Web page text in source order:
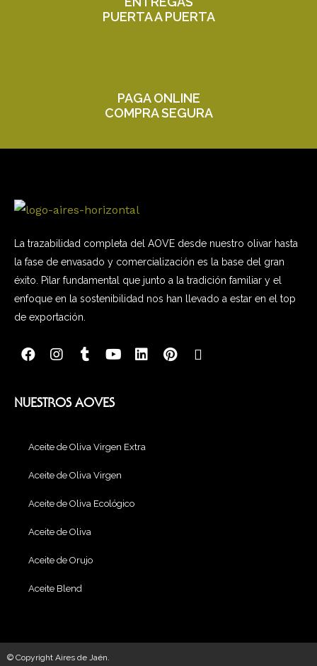
PUERTA A PUERTA
PAGA ONLINE
COMPRA SEGURA
La trazabilidad completa del AOVE desde nuestro olivar hasta
la fase de envasado y comercialización es la base del gran
éxito. Pilar fundamental que junto a la tradición familiar y el
enfoque en la sostenibilidad nos han llevado a estar en el top
de exportación.
NUESTROS AOVES
Aceite de Oliva Virgen Extra
Aceite de Oliva Virgen
Aceite de Oliva Ecológico
Aceite de Oliva
Aceite de Orujo
Aceite Blend
© Copyright Aires de Jaén.